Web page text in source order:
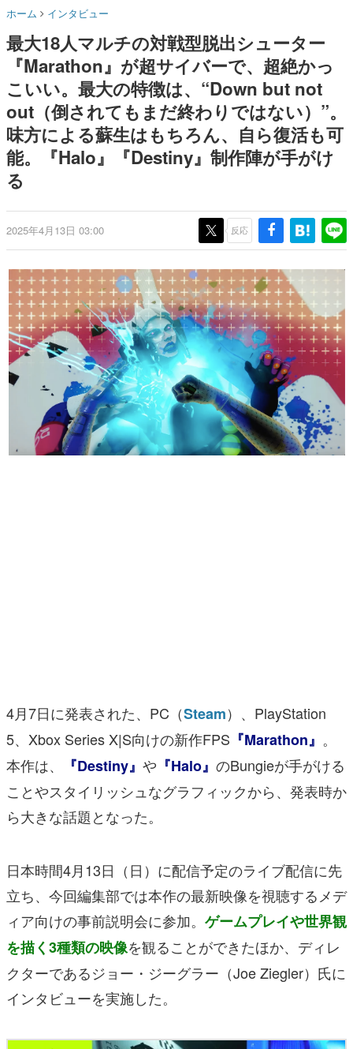
ゲーム世代の作家たち
ゲームに多大な影響を受けた作家さんに取材し、ゲームが
日本のコンテンツ産業やカルチャーに与えた影響を探る企
画です。
日本モバイルゲーム産業史
日本のモバイルゲーム史における主要なトピック・タイト
ルを網羅するほか、開発者へのインタビューや識者による
解説を掲載。約20年の歴史が一望できる決定版！
若ゲのいたり〜ゲームクリエイターの青春〜
『うつヌケ』『ペンと箸』等で知られるマンガ家・田中圭
一先生によるゲーム業界レポートマンガです。
ゲーム開発者・hamatsu氏がゲームの魅力を画面や操作の
具体的な形から解き明かしていく、硬派で骨太な評論連載
です。
「経験値」「裏技」「ラスボス」… ゲームにまつわる言葉
の起源や用法の変遷を、コンピューター文化史研究家・タ
イニーP氏が徹底調査。
カテゴリ
マンガ
女性向け
ホーム インタビュー
最大18人マルチの対戦型脱出シューター
『Marathon』が超サイバーで、超絶かっ
こいい。最大の特徴は、“Down but not
out（倒されてもまだ終わりではない）”。
味方による蘇生はもちろん、自ら復活も可
能。『Halo』『Destiny』制作陣が手がけ
る
2025年4月13日 03:00 反応
4月7日に発表された、PC（Steam）、PlayStation
5、Xbox Series X|S向けの新作FPS 『Marathon』 。
本作は、
『Destiny』 や 『Halo』 のBungieが手がける
ことやスタイリッシュなグラフィックから、発表時か
ら大きな話題となった。
日本時間4月13日（日）に配信予定のライブ配信に先
立ち、今回編集部では本作の最新映像を視聴するメデ
ィア向けの事前説明会に参加。 ゲームプレイや世界観
を描く3種類の映像を観ることができたほか、ディレ
クターであるジョー・ジーグラー（Joe Ziegler）氏に
インタビューを実施した。